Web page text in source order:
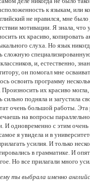
к языкам, или
не нравился, мне
мотивации. Я знала, что
их красиво, копировать
слуха. Но язык
сложную
и, естественно,
он помогал мне
освоить программу
их красиво
сильно подняла и загустила
очень большой работы.
на вопросы
И одновременно с этим очень
я увидела и в
усилия. И только
в грамматике. И
Но все прилагали много
ты выбрала именно